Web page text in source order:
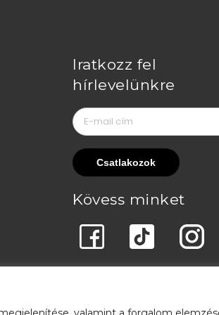
Iratkozz fel
hírlevelünkre
Kövess minket